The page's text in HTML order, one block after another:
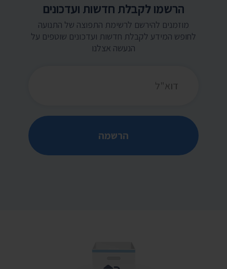
הרשמו לקבלת חדשות ועדכונים
מוזמנים להירשם לרשימת התפוצה של התנועה
לחופש המידע לקבלת חדשות ועדכונים שוטפים על
הנעשה אצלנו
הרשמה